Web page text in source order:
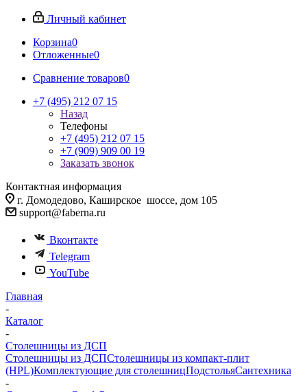
Личный кабинет
Корзина0
Отложенные0
Сравнение товаров0
+7 (495) 212 07 15
Назад
Телефоны
+7 (495) 212 07 15
+7 (909) 909 00 19
Заказать звонок
Контактная информация
г. Домодедово, Каширское шоссе, дом 105
support@faberna.ru
Вконтакте
Telegram
YouTube
Главная
-
Каталог
-
Столешницы из ДСП
Столешницы из ДСПСтолешницы из компакт-плит
(HPL)Комплектующие для столешницПодстольяСантехника
-